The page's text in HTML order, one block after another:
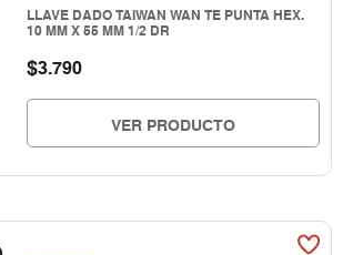
LLAVE DADO TAIWAN WAN TE PUNTA HEX.
10 MM X 55 MM 1/2 DR
$3.790
VER PRODUCTO